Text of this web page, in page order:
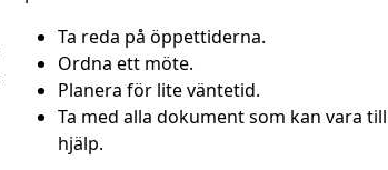
Ta reda på öppettiderna.
Ordna ett möte.
Planera för lite väntetid.
Ta med alla dokument som kan vara till
hjälp.